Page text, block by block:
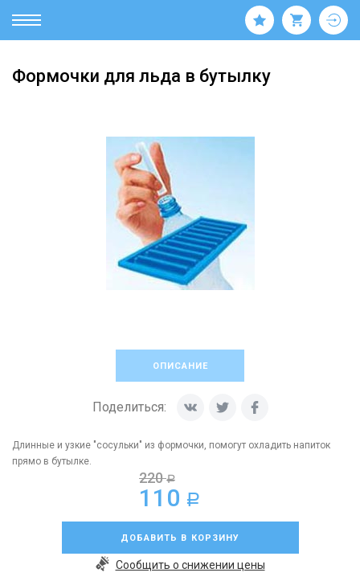
Формочки для льда в бутылку
ОПИСАНИЕ
Поделиться:
Длинные и узкие "сосульки" из формочки, помогут охладить напиток
прямо в бутылке.
220a
110 a
ДОБАВИТЬ В КОРЗИНУ
Сообщить о снижении цены